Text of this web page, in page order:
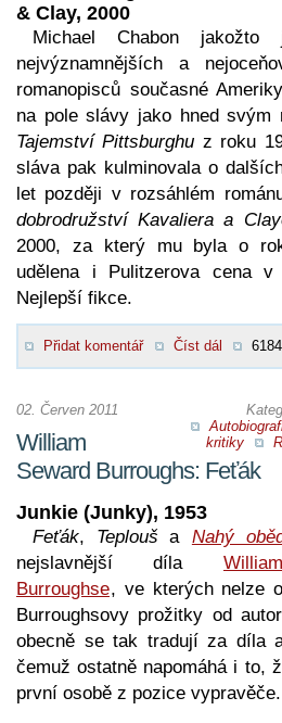
& Clay, 2000
Michael Chabon jakožto
nejvýznamnějších a
romanopisců současné
na pole slávy jako hned svým
Tajemství Pittsburghu z roku
sláva pak kulminovala o
let později v rozsáhlém
dobrodružství Kavaliera a
2000, za který mu byla o
udělena i Pulitzerova cena v
Nejlepší fikce.
Přidat komentář Číst dál
kritiky
02. Červen 2011
William
Seward Burroughs: Feťák
Junkie (Junky), 1953
Feťák, Teplouš a Nahý
nejslavnější díla
Burroughse, ve kterých nelze
Burroughsovy prožitky od
obecně se tak tradují za díla
čemuž ostatně napomáhá i to,
první osobě z pozice vypravěče.